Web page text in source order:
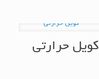
کویل حرارتی